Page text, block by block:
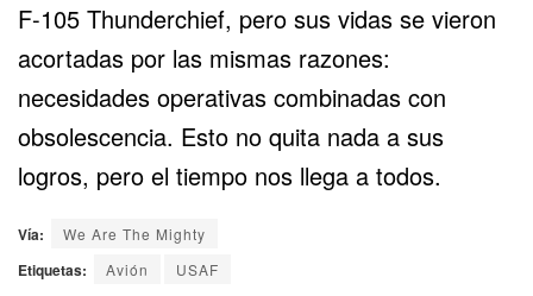
F-105 Thunderchief, pero sus vidas se vieron
acortadas por las mismas razones:
necesidades operativas combinadas con
obsolescencia. Esto no quita nada a sus
logros, pero el tiempo nos llega a todos.
Vía: We Are The Mighty
Etiquetas: Avión USAF